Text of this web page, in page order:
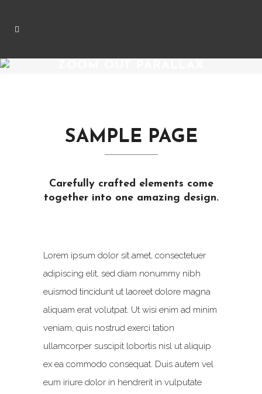
SAMPLE PAGE
Carefully crafted elements come
together into one amazing design.
Lorem ipsum dolor sit amet, consectetuer
adipiscing elit, sed diam nonummy nibh
euismod tincidunt ut laoreet dolore magna
aliquam erat volutpat. Ut wisi enim ad minim
veniam, quis nostrud exerci tation
ullamcorper suscipit lobortis nisl ut aliquip
ex ea commodo consequat. Duis autem vel
eum iriure dolor in hendrerit in vulputate